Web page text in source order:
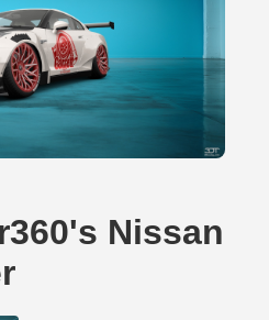
Nissan